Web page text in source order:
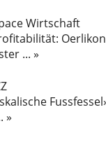
... »
»